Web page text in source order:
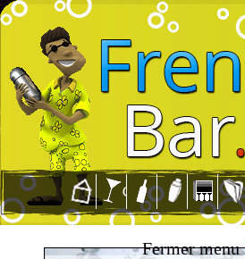
Fermer menu